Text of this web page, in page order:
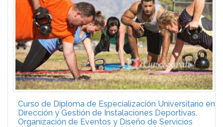
Curso de Diploma de Especialización Universitario en
Dirección y Gestión de Instalaciones Deportivas.
Organización de Eventos y Diseño de Servicios